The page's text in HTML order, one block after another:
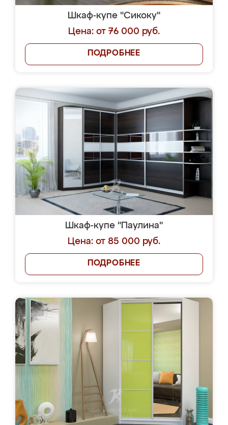
Шкаф-купе "Сикоку"
Цена: от 76 000 руб.
ПОДРОБНЕЕ
Шкаф-купе "Паулина"
Цена: от 85 000 руб.
ПОДРОБНЕЕ